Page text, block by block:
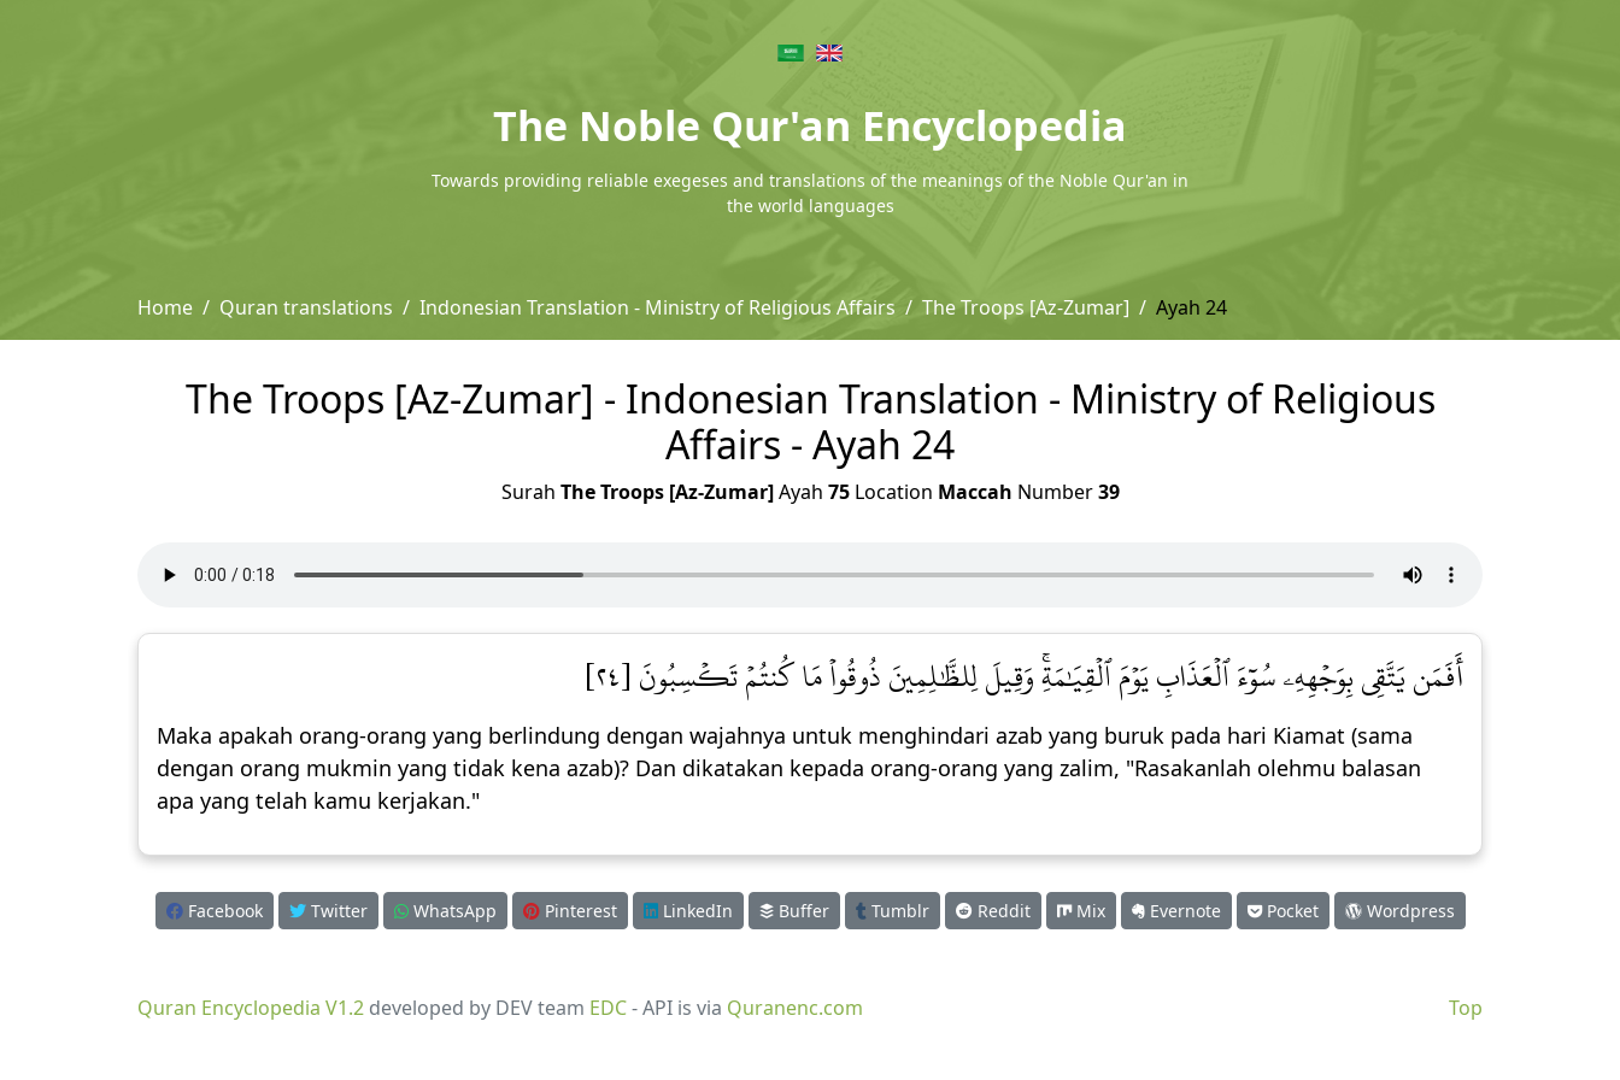
The Noble Qur'an Encyclopedia
Towards providing reliable exegeses and translations of the meanings of the Noble Qur'an in
the world languages
Home Quran translations Indonesian Translation - Ministry of Religious Affairs The Troops [Az-Zumar] Ayah 24
The Troops [Az-Zumar] - Indonesian Translation - Ministry of Religious
Affairs - Ayah 24
Surah The Troops [Az-Zumar]Ayah 75Location Maccah Number39
أَفَمَن يَتَّقِي بِوَجۡهِهِۦ سُوٓءَ ٱلۡعَذَابِ يَوۡمَ ٱلۡقِيَٰمَةِۚ وَقِيلَ لِلظَّٰلِمِينَ ذُوقُواْ مَا كُنتُمۡ تَكۡسِبُونَ [٢٤]
Maka apakah orang-orang yang berlindung dengan wajahnya untuk menghindari azab yang buruk pada hari Kiamat (sama
dengan orang mukmin yang tidak kena azab)? Dan dikatakan kepada orang-orang yang zalim, "Rasakanlah olehmu balasan
apa yang telah kamu kerjakan."
Facebook Twitter WhatsApp Pinterest LinkedIn Buffer Tumblr Reddit Mix Evernote Pocket Wordpress
Top
Quran Encyclopedia V1.2 developed by DEV team EDC- API is via Quranenc.com